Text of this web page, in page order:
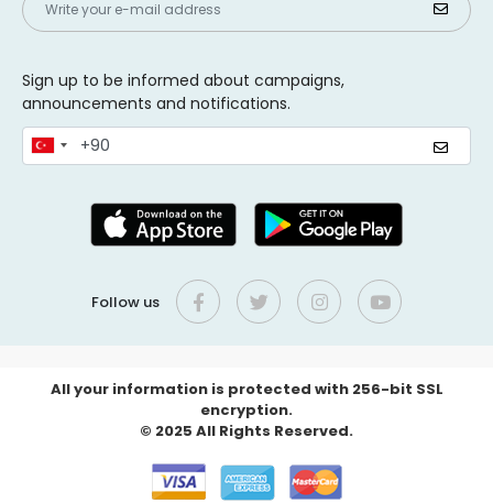
Sign up to be informed about campaigns,
announcements and notifications.
Follow us
All your information is protected with 256-bit SSL
encryption.
© 2025 All Rights Reserved.